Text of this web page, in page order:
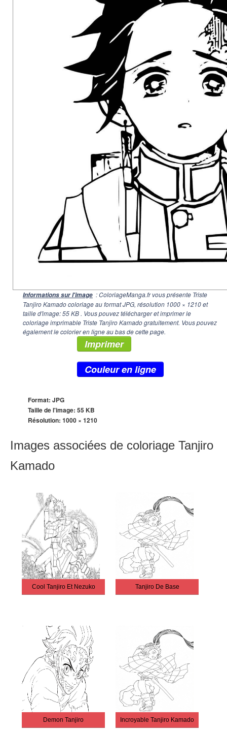
Informations sur l'image : ColoriageManga.fr vous présente Triste
Tanjiro Kamado coloriage au format JPG, résolution 1000 × 1210et
taille d'image: 55 KB . Vous pouvez télécharger et imprimer le
coloriage imprimable Triste Tanjiro Kamado gratuitement. Vous pouvez
également le colorier en ligne au bas de cette page.
Imprimer
Couleur en ligne
Format: JPG
Taille de l'image: 55 KB
Résolution: 1000 × 1210
Images associées de coloriage Tanjiro
Kamado
Cool Tanjiro Et Nezuko Tanjiro De Base
Demon Tanjiro Incroyable Tanjiro Kamado